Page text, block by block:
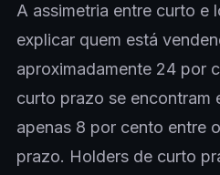
A assimetria entre curto e
explicar quem está
aproximadamente 24 por
curto prazo se encontram
apenas 8 por cento entre
prazo. Holders de curto